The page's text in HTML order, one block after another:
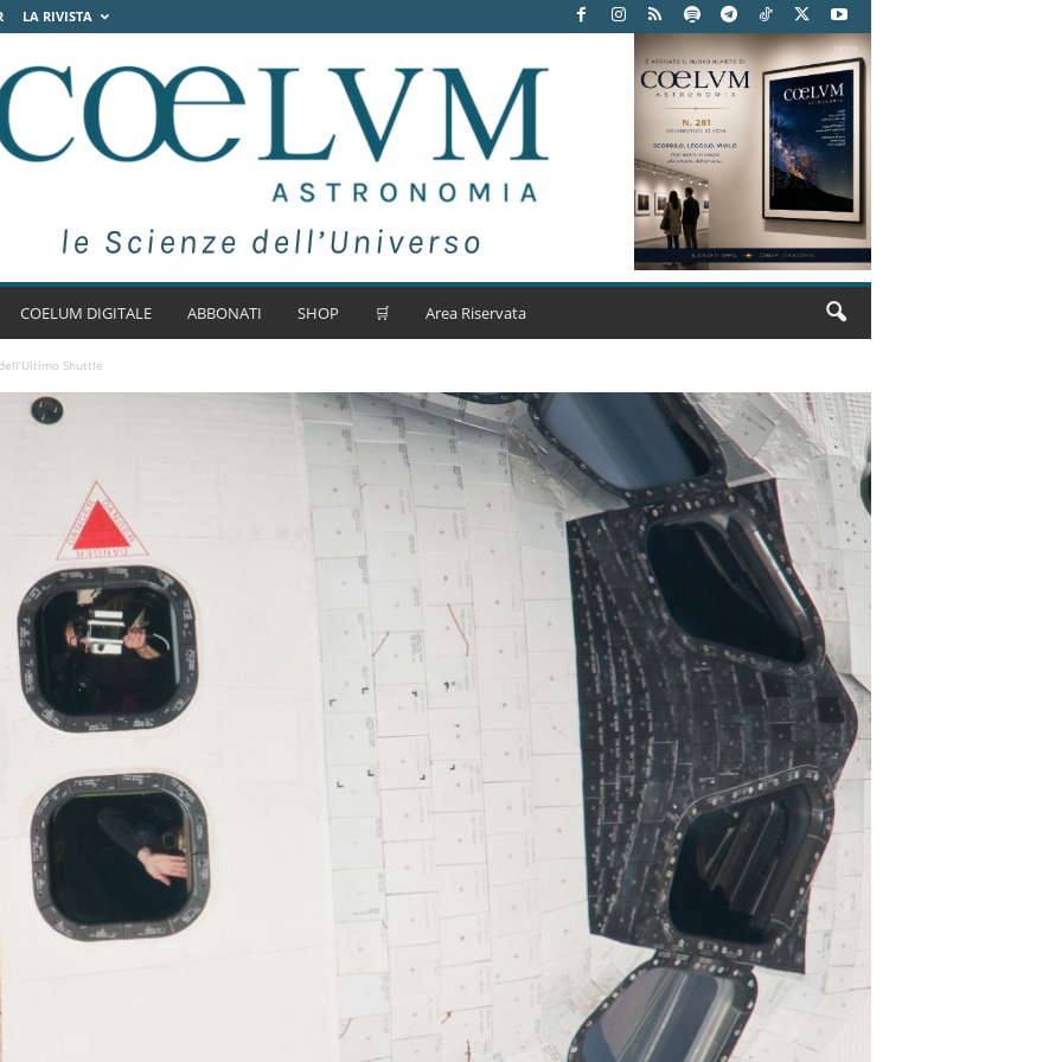
LA RIVISTA
COELUM DIGITALE ABBONATI SHOP 🛒 Area Riservata
Shuttle